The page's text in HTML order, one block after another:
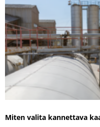
Miten valita kannettava